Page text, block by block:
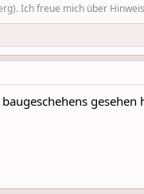
Ich freue mich über